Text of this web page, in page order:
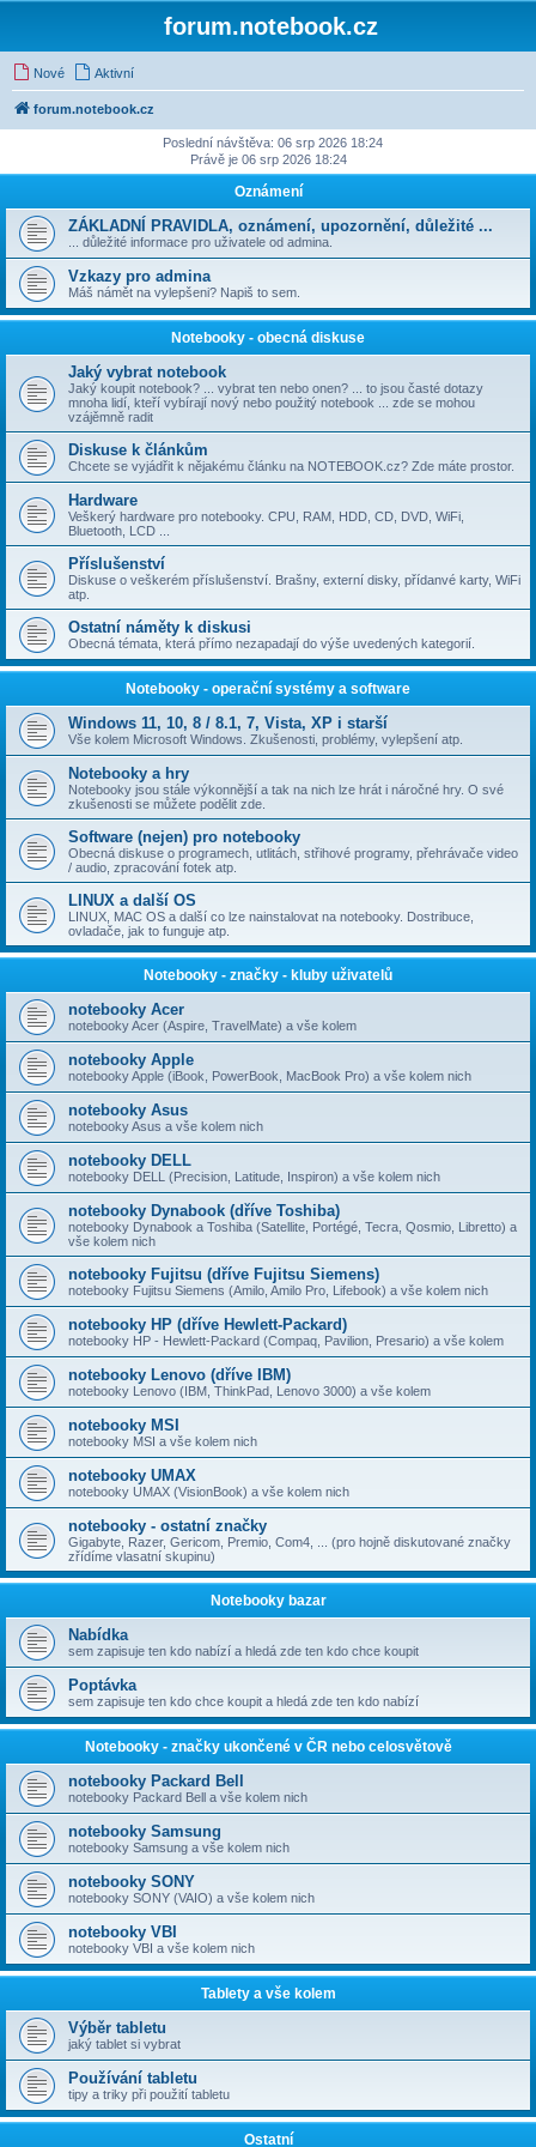
forum.notebook.cz
Nové Aktivní
forum.notebook.cz
Poslední návštěva: 06 srp 2026 18:24
Právě je 06 srp 2026 18:24
Oznámení
ZÁKLADNÍ PRAVIDLA, oznámení, upozornění, důležité ...
... důležité informace pro uživatele od admina.
Vzkazy pro admina
Máš námět na vylepšeni? Napiš to sem.
Notebooky - obecná diskuse
Jaký vybrat notebook
Jaký koupit notebook? ... vybrat ten nebo onen? ... to jsou časté dotazy
mnoha lidí, kteří vybírají nový nebo použitý notebook ... zde se mohou
vzájěmně radit
Diskuse k článkům
Chcete se vyjádřit k nějakému článku na NOTEBOOK.cz? Zde máte prostor.
Hardware
Veškerý hardware pro notebooky. CPU, RAM, HDD, CD, DVD, WiFi,
Bluetooth, LCD ...
Příslušenství
Diskuse o veškerém příslušenství. Brašny, externí disky, přídanvé karty, WiFi
atp.
Ostatní náměty k diskusi
Obecná témata, která přímo nezapadají do výše uvedených kategorií.
Notebooky - operační systémy a software
Windows 11, 10, 8 / 8.1, 7, Vista, XP i starší
Vše kolem Microsoft Windows. Zkušenosti, problémy, vylepšení atp.
Notebooky a hry
Notebooky jsou stále výkonnější a tak na nich lze hrát i náročné hry. O své
zkušenosti se můžete podělit zde.
Software (nejen) pro notebooky
Obecná diskuse o programech, utlitách, střihové programy, přehrávače video
/ audio, zpracování fotek atp.
LINUX a další OS
LINUX, MAC OS a další co lze nainstalovat na notebooky. Dostribuce,
ovladače, jak to funguje atp.
Notebooky - značky - kluby uživatelů
notebooky Acer
notebooky Acer (Aspire, TravelMate) a vše kolem
notebooky Apple
notebooky Apple (iBook, PowerBook, MacBook Pro) a vše kolem nich
notebooky Asus
notebooky Asus a vše kolem nich
notebooky DELL
notebooky DELL (Precision, Latitude, Inspiron) a vše kolem nich
notebooky Dynabook (dříve Toshiba)
notebooky Dynabook a Toshiba (Satellite, Portégé, Tecra, Qosmio, Libretto) a
vše kolem nich
notebooky Fujitsu (dříve Fujitsu Siemens)
notebooky Fujitsu Siemens (Amilo, Amilo Pro, Lifebook) a vše kolem nich
notebooky HP (dříve Hewlett-Packard)
notebooky HP - Hewlett-Packard (Compaq, Pavilion, Presario) a vše kolem
notebooky Lenovo (dříve IBM)
notebooky Lenovo (IBM, ThinkPad, Lenovo 3000) a vše kolem
notebooky MSI
notebooky MSI a vše kolem nich
notebooky UMAX
notebooky UMAX (VisionBook) a vše kolem nich
notebooky - ostatní značky
Gigabyte, Razer, Gericom, Premio, Com4, ... (pro hojně diskutované značky
zřídíme vlasatní skupinu)
Notebooky bazar
Nabídka
sem zapisuje ten kdo nabízí a hledá zde ten kdo chce koupit
Poptávka
sem zapisuje ten kdo chce koupit a hledá zde ten kdo nabízí
Notebooky - značky ukončené v ČR nebo celosvětově
notebooky Packard Bell
notebooky Packard Bell a vše kolem nich
notebooky Samsung
notebooky Samsung a vše kolem nich
notebooky SONY
notebooky SONY (VAIO) a vše kolem nich
notebooky VBI
notebooky VBI a vše kolem nich
Tablety a vše kolem
Výběr tabletu
jaký tablet si vybrat
Používání tabletu
tipy a triky při použití tabletu
Ostatní